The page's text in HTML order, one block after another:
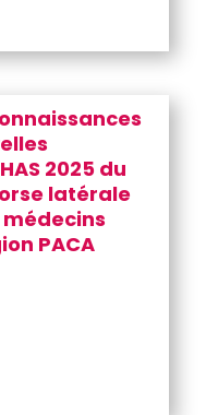
2025 du
latérale
PACA